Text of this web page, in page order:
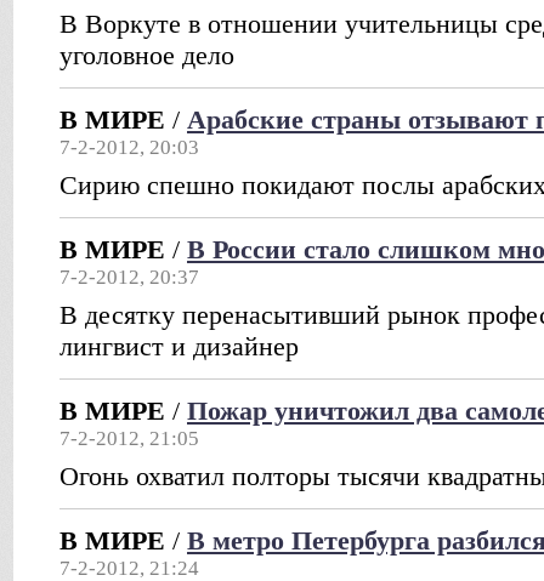
В Воркуте в отношении учительницы
уголовное дело
В МИРЕ / Арабские страны отзывают
7-2-2012, 20:03
Сирию спешно покидают послы
В МИРЕ / В России стало слишком
7-2-2012, 20:37
В десятку перенасытивший рынок
лингвист и дизайнер
В МИРЕ / Пожар уничтожил два
7-2-2012, 21:05
Огонь охватил полторы тысячи
В МИРЕ / В метро Петербурга
7-2-2012, 21:24